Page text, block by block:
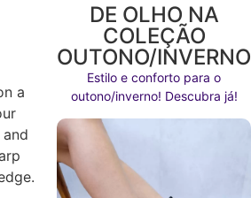
a
DE OLHO NA
COLEÇÃO
OUTONO/INVERNO
Estilo e conforto para o
outono/inverno! Descubra já!